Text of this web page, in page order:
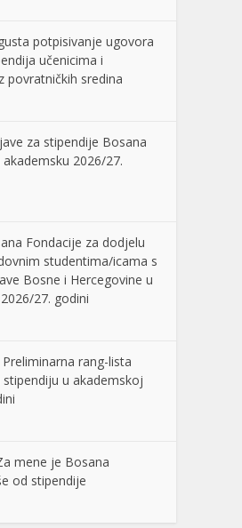
potpisivanje ugovora
učenicima i
povratničkih sredina
za stipendije Bosana
2026/27.
Fondacije za dodjelu
studentima/icama s
Bosne i Hercegovine u
27. godini
rang-lista
u akademskoj
mene je Bosana
od stipendije